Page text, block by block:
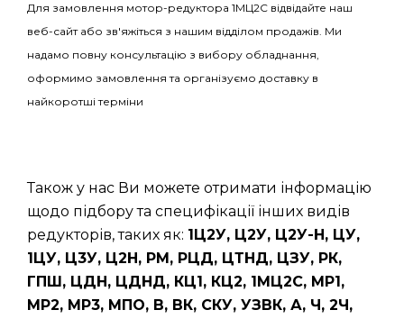
Для замовлення мотор-редуктора 1МЦ2С відвідайте наш
веб-сайт або зв'яжіться з нашим відділом продажів. Ми
надамо повну консультацію з вибору обладнання,
оформимо замовлення та організуємо доставку в
найкоротші терміни
Також у нас Ви можете отримати інформацію
щодо підбору та специфікації інших видів
редукторів, таких як: 1Ц2У, Ц2У, Ц2У-Н, ЦУ,
1ЦУ, Ц3У, Ц2Н, РМ, РЦД, ЦТНД, ЦЗУ, РК,
ГПШ, ЦДН, ЦДНД, КЦ1, КЦ2, 1МЦ2С, МР1,
МР2, МР3, МПО, В, ВК, СКУ, УЗВК, А, Ч, 2Ч,